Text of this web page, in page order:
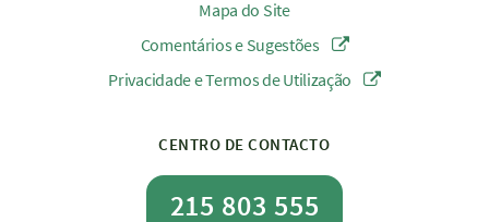
Mapa do Site
Comentários e Sugestões
Privacidade e Termos de Utilização
CENTRO DE CONTACTO
215 803 555